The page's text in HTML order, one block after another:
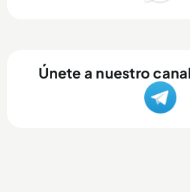
Únete a nuestro